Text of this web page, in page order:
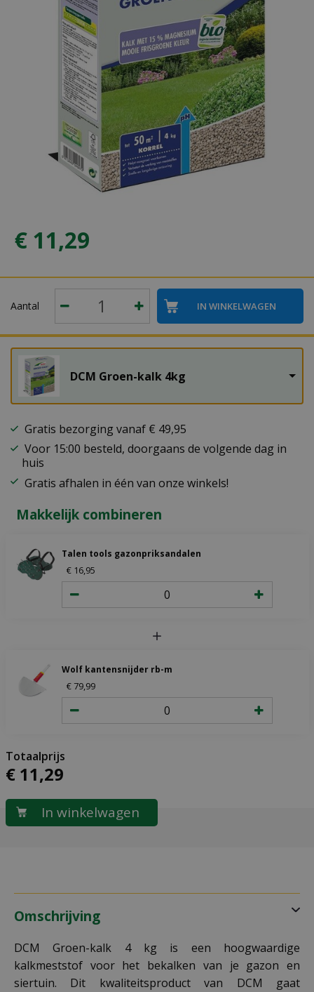
€ 11,29
Aantal
DCM Groen-kalk 4kg
Gratis bezorging vanaf € 49,95
Voor 15:00 besteld, doorgaans de volgende dag in
huis
Gratis afhalen in één van onze winkels!
Makkelijk combineren
Talen tools gazonpriksandalen
€ 16,95
Wolf kantensnijder rb-m
€ 79,99
€ 11,29
Omschrijving
DCM Groen-kalk 4 kg is een hoogwaardige
kalkmeststof voor het bekalken van je gazon en
siertuin. Dit kwaliteitsproduct van DCM gaat